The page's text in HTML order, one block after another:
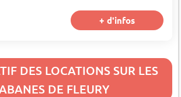
+ d'infos
DES LOCATIONS SUR LES
DE FLEURY